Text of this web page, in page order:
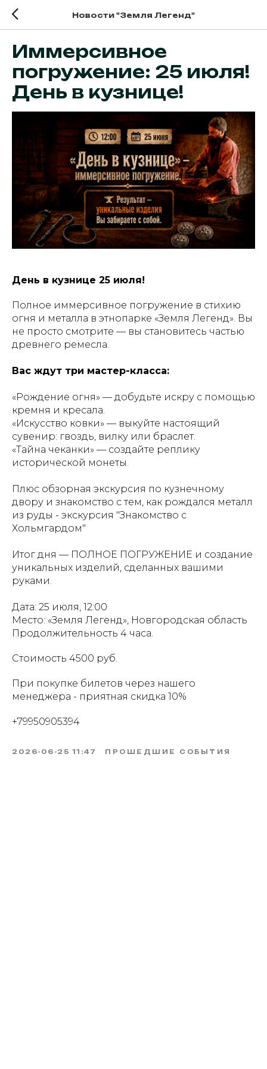
Новости "Земля Легенд"
Иммерсивное
погружение: 25 июля!
День в кузнице!
День в кузнице 25 июля!
Полное иммерсивное погружение в стихию
огня и металла в этнопарке «Земля Легенд». Вы
не просто смотрите — вы становитесь частью
древнего ремесла.
Вас ждут три мастер-класса:
«Рождение огня» — добудьте искру с помощью
кремня и кресала.
«Искусство ковки» — выкуйте настоящий
сувенир: гвоздь, вилку или браслет.
«Тайна чеканки» — создайте реплику
исторической монеты.
Плюс обзорная экскурсия по кузнечному
двору и знакомство с тем, как рождался металл
из руды - экскурсия "Знакомство с
Хольмгардом"
Итог дня — ПОЛНОЕ ПОГРУЖЕНИЕ и создание
уникальных изделий, сделанных вашими
руками.
Дата: 25 июля, 12:00
Место: «Земля Легенд», Новгородская область
Продолжительность 4 часа.
Стоимость 4500 руб.
При покупке билетов через нашего
менеджера - приятная скидка 10%
+79950905394
2026-06-25 11:47 ПРОШЕДШИЕ СОБЫТИЯ